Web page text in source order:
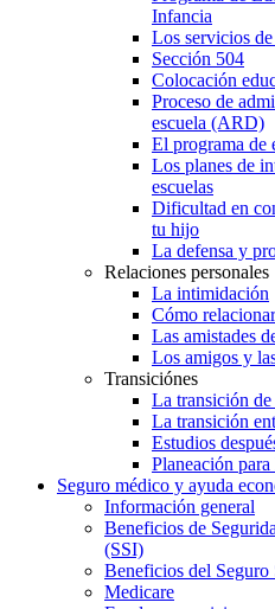
Infancia
Los servicios
Sección 504
Colocación
Proceso de
escuela (ARD)
El programa de
Los planes de
escuelas
Dificultad en
tu hijo
La defensa y
Relaciones personales
La intimidación
Cómo
Las amistades
Los amigos y
Transiciónes
La transición
La transición
Estudios
Planeación
Seguro médico y ayuda
Información general
Beneficios de
(SSI)
Beneficios del
Medicare